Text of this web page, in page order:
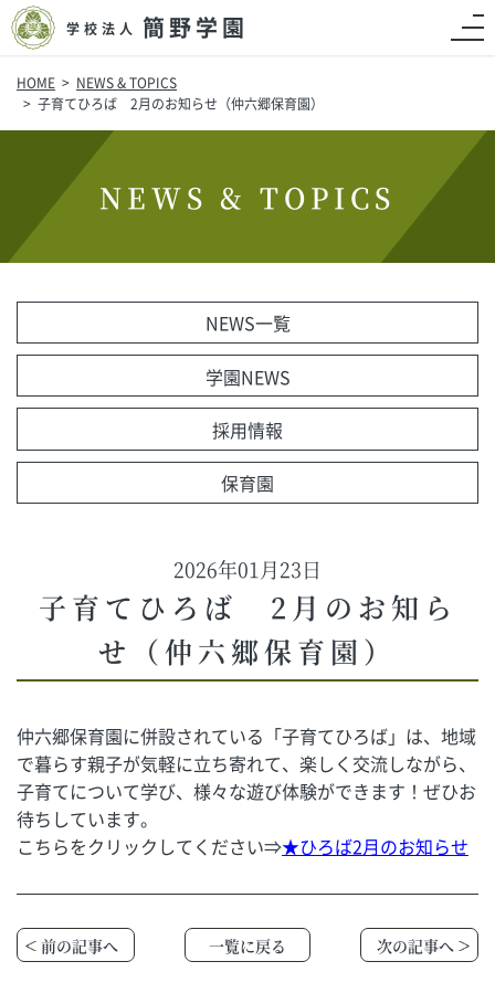
学校法人 簡野学園
HOME
NEWS & TOPICS
子育てひろば 2月のお知らせ（仲六郷保育園）
NEWS & TOPICS
NEWS一覧
学園NEWS
採用情報
保育園
2026年01月23日
子育てひろば 2月のお知ら
せ（仲六郷保育園）
仲六郷保育園に併設されている「子育てひろば」は、地域
で暮らす親子が気軽に立ち寄れて、楽しく交流しながら、
子育てについて学び、様々な遊び体験ができます！ぜひお
待ちしています。
こちらをクリックしてください⇒★ひろば2月のお知らせ
前の記事へ 一覧に戻る 次の記事へ